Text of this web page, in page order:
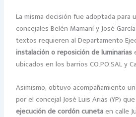
La misma decisión fue adoptada para
concejales Belén Mamaní y José
textos requieren al Departamento
instalación o reposición de luminarias
ubicados en los barrios CO.PO.SAL y
Asimismo, obtuvo acompañamiento
por el concejal José Luis Arias (YP)
ejecución de cordón cunetaen calle